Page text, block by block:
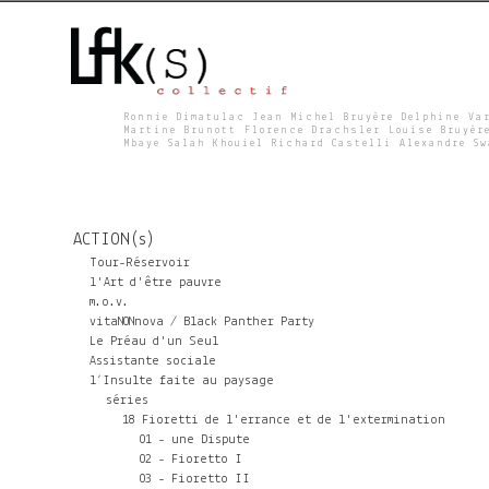
F
K
S
Ronnie Dimatulac Jean Michel Bruyère Delphine
Martine Brunott Florence Drachsler Louise
Mbaye Salah Khouiel Richard Castelli Alexandre
ACTION(s)
Tour-Réservoir
l'Art d'être pauvre
m.o.v.
vitaNONnova / Black Panther Party
Le Préau d'un Seul
Assistante sociale
l’Insulte faite au paysage
séries
18 Fioretti de l'errance et de l'extermination
01 - une Dispute
02 - Fioretto I
03 - Fioretto II